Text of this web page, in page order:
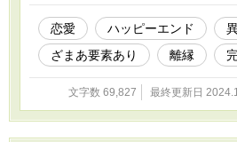
ただ哀しくて、エミリアは、ごめんなさ
った。 それがいけなかったのか。アン
を追うごとに増していった。 「化粧し
だからって、ぼくがいること忘れてない
よ」 「髪も肌も艶がないし、きみ、い
なりに頑張っているのに、どうしてそん
反論したエミリアに、アンガスは。 「
恋愛 ハッピーエンド
ざまあ要素あり
離縁
文字数 69,827 最終更新日